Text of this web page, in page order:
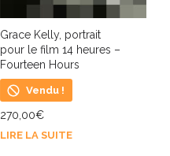
Grace Kelly, portrait
pour le film 14 heures –
Fourteen Hours
Vendu !
270,00€
LIRE LA SUITE